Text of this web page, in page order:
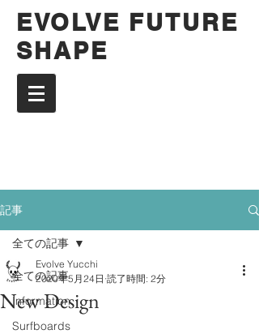
EVOLVE FUTURE
SHAPE
記事
全ての記事
Information
Surfboards
全ての記事
New Design
Evolve Yucchi
2020年5月24日 読了時間: 2分